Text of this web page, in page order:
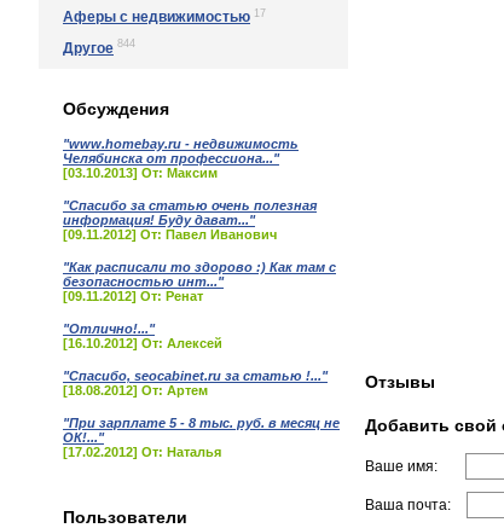
Аферы с недвижимостью 17
Другое 844
Обсуждения
"www.homebay.ru - недвижимость
Челябинска от профессиона..."
[03.10.2013] От: Максим
"Спасибо за статью очень полезная
информация! Буду дават..."
[09.11.2012] От: Павел Иванович
"Как расписали то здорово :) Как там с
безопасностью инт..."
[09.11.2012] От: Ренат
"Отлично!..."
[16.10.2012] От: Алексей
"Спасибо, seocabinet.ru за статью !..."
[18.08.2012] От: Артем
"При зарплате 5 - 8 тыс. руб. в месяц не
ОК!..."
[17.02.2012] От: Наталья
Пользователи
Отзывы
Добавить свой
Ваше имя:
Ваша почта: